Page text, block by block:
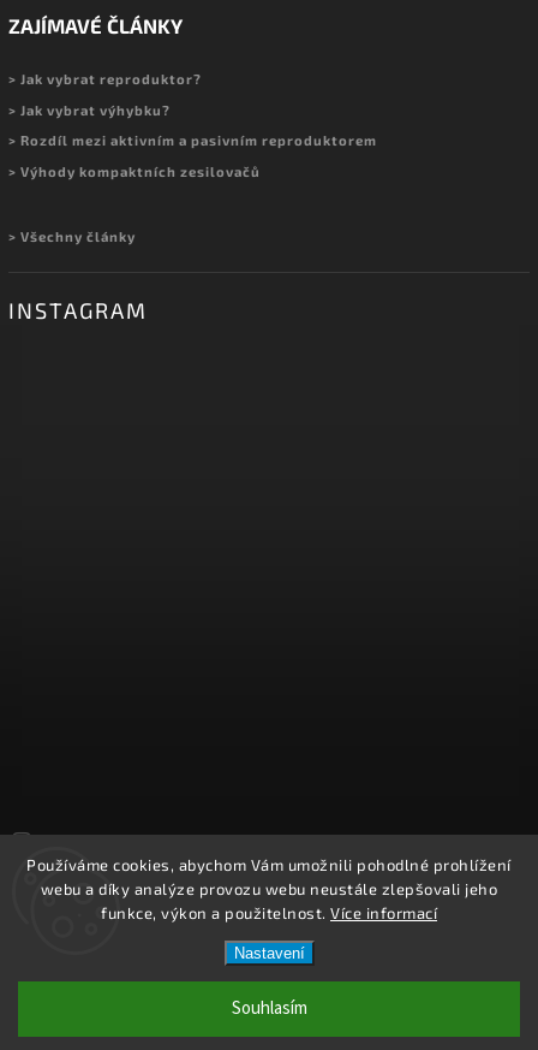
Používáme cookies, abychom Vám umožnili pohodlné prohlížení
webu a díky analýze provozu webu neustále zlepšovali jeho
funkce, výkon a použitelnost. Více informací
Nastavení
Souhlasím
ZAJÍMAVÉ ČLÁNKY
> Jak vybrat reproduktor?
> Jak vybrat výhybku?
> Rozdíl mezi aktivním a pasivním reproduktorem
> Výhody kompaktních zesilovačů
> Všechny články
INSTAGRAM
Sledovat na Instagramu
Copyright 2026REPROOBCHOD.cz. Všechna práva vyhrazena.
Upravit nastavení cookies
Shoptet| DesignShoptak.cz.